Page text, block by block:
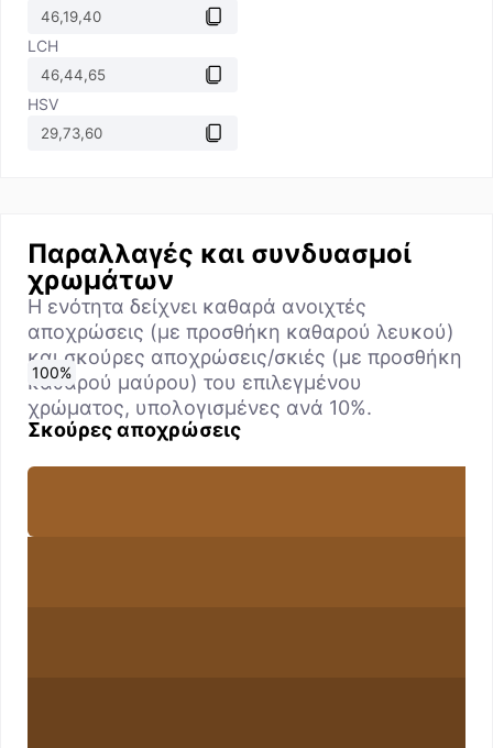
LCH
HSV
Παραλλαγές και συνδυασμοί
χρωμάτων
Η ενότητα δείχνει καθαρά ανοιχτές
αποχρώσεις (με προσθήκη καθαρού λευκού)
και σκούρες αποχρώσεις/σκιές (με προσθήκη
καθαρού μαύρου) του επιλεγμένου
χρώματος, υπολογισμένες ανά 10%.
Σκούρες αποχρώσεις
0%
10%
20%
30%
40%
50%
60%
70%
80%
90%
100%